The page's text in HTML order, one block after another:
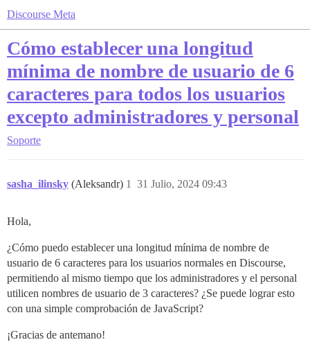
Discourse Meta
Cómo establecer una longitud
mínima de nombre de usuario de 6
caracteres para todos los usuarios
excepto administradores y personal
Soporte
sasha_ilinsky (Aleksandr) 31 Julio, 2024 09:43
1
Hola,
¿Cómo puedo establecer una longitud mínima de nombre de
usuario de 6 caracteres para los usuarios normales en Discourse,
permitiendo al mismo tiempo que los administradores y el personal
utilicen nombres de usuario de 3 caracteres? ¿Se puede lograr esto
con una simple comprobación de JavaScript?
¡Gracias de antemano!